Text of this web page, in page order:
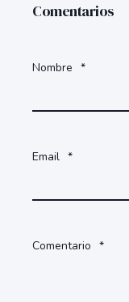
Comentarios
Nombre *
Email *
Comentario *